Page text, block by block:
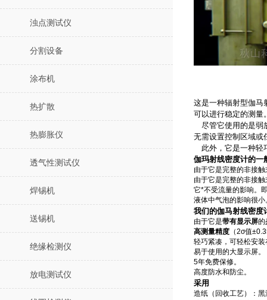
浊点测试仪
分割设备
涂布机
热扩散
热膨胀仪
透气性测试仪
焊锡机
送锡机
绝缘检测仪
放电测试仪
这是一种辐射型伽马
可以进行稳定的测量
尽管它使用的是弱
无需设置控制区域或
此外，它是一种轻
伽玛射线密度计的一
由于它是完整的非接
由于它是完整的非接
它*不受流量的影响。
液体中气泡的影响很小
我们的伽马射线密度
由于它是带有显示屏的
高测量精度 （2σ值
轻巧紧凑，可轻松安
易于使用的大显示屏。
5年免费保修。
高度防水和防尘。
采用
造纸（回收工艺）：